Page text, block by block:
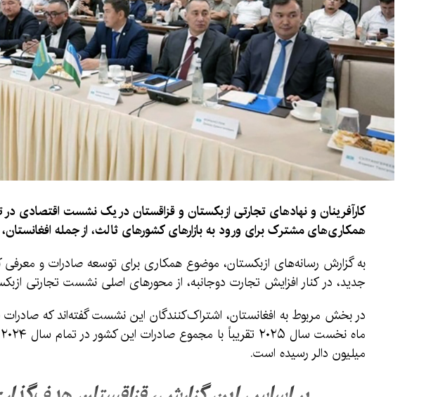
کارآفرینان و نهادهای تجارتی ازبکستان و قزاقستان در یک نشست اقتصادی
همکاری‌های مشترک برای ورود به بازارهای کشورهای ثالث، از جمله
به گزارش رسانه‌های ازبکستان، موضوع همکاری برای توسعه صادرات و معرفی
جدید، در کنار افزایش تجارت دوجانبه، از محورهای اصلی نشست تجارتی
در بخش مربوط به افغانستان، اشتراک‌کنندگان این نشست گفته‌اند که
میلیون دالر رسیده است.